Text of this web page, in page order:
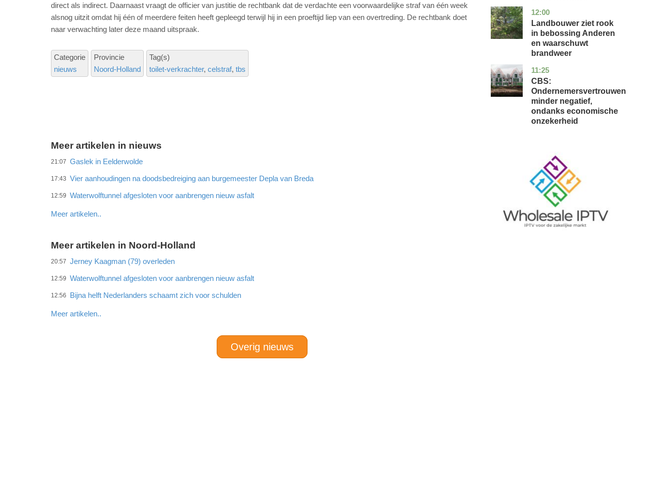
direct als indirect. Daarnaast vraagt de officier van justitie de rechtbank dat de verdachte een voorwaardelijke straf van één week
alsnog uitzit omdat hij één of meerdere feiten heeft gepleegd terwijl hij in een proeftijd liep van een overtreding. De rechtbank doet
naar verwachting later deze maand uitspraak.
Categorie
nieuws
Provincie
Noord-Holland
Tag(s)
toilet-verkrachter celstraf tbs
Meer artikelen in nieuws
21:07 Gaslek in Eelderwolde
17:43 Vier aanhoudingen na doodsbedreiging aan burgemeester Depla van Breda
12:59 Waterwolftunnel afgesloten voor aanbrengen nieuw asfalt
Meer artikelen..
Meer artikelen in Noord-Holland
20:57 Jerney Kaagman (79) overleden
12:59 Waterwolftunnel afgesloten voor aanbrengen nieuw asfalt
12:56 Bijna helft Nederlanders schaamt zich voor schulden
Meer artikelen..
Overig nieuws
12:00
drenthe
nieuws
Landbouwer ziet rook
in bebossing Anderen
en waarschuwt
brandweer
11:25
zuid-
holland
economie
CBS:
Ondernemersvertrouwen
minder negatief,
ondanks economische
onzekerheid